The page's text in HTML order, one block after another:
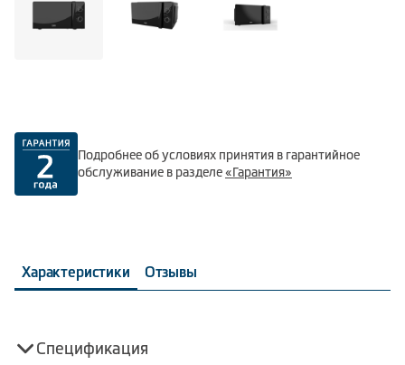
Подробнее об условиях принятия в гарантийное
обслуживание в разделе«Гарантия»
Характеристики Отзывы
Спецификация